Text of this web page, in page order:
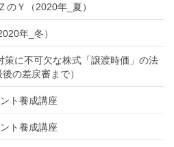
のＹ（2020年_夏）
年_冬）
に不可欠な株式「譲渡時価」の法
の差戻審まで）
ト養成講座
ト養成講座